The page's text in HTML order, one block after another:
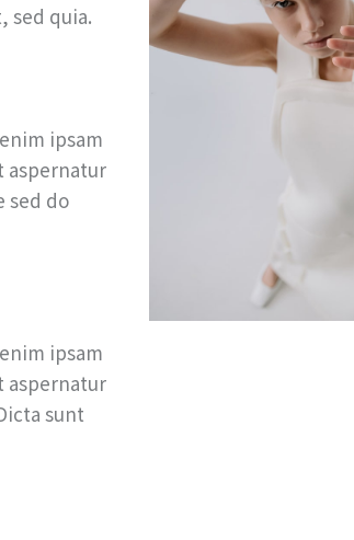
sed quia.
ipsam
aspernatur
sed do
ipsam
aspernatur
sunt